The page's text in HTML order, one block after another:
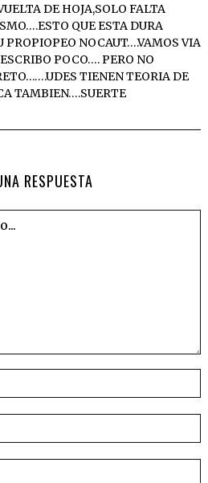
DE HOJA,SOLO FALTA
QUE ESTA DURA
PROPIOPEO NOCAUT….VAMOS VIA
POCO…. PERO NO
TIENEN TEORIA DE
TAMBIEN….SUERTE
RESPUESTA